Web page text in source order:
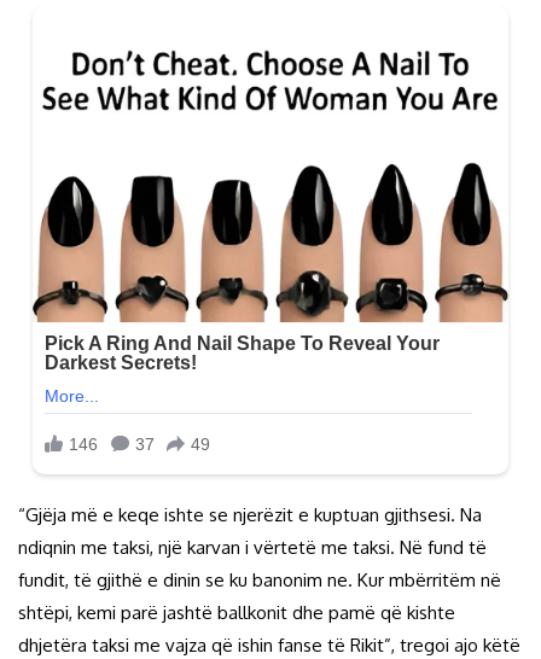
“Gjëja më e keqe ishte se njerëzit e kuptuan gjithsesi. Na
ndiqnin me taksi, një karvan i vërtetë me taksi. Në fund të
fundit, të gjithë e dinin se ku banonim ne. Kur mbërritëm në
shtëpi, kemi parë jashtë ballkonit dhe pamë që kishte
dhjetëra taksi me vajza që ishin fanse të Rikit”, tregoi ajo këtë